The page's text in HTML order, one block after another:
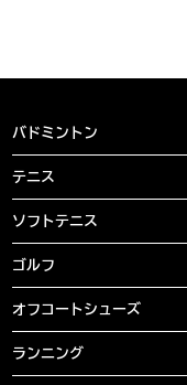
バドミントン
テニス
ソフトテニス
ゴルフ
オフコートシューズ
ランニング